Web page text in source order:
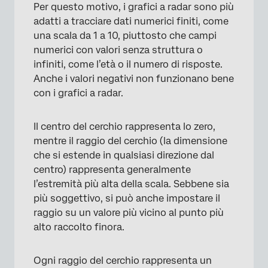
×
Per questo motivo, i grafici a radar sono più
adatti a tracciare dati numerici finiti, come
una scala da 1 a 10, piuttosto che campi
numerici con valori senza struttura o
infiniti, come l’età o il numero di risposte.
Anche i valori negativi non funzionano bene
con i grafici a radar.
Il centro del cerchio rappresenta lo zero,
mentre il raggio del cerchio (la dimensione
che si estende in qualsiasi direzione dal
centro) rappresenta generalmente
l’estremità più alta della scala. Sebbene sia
più soggettivo, si può anche impostare il
raggio su un valore più vicino al punto più
alto raccolto finora.
Ogni raggio del cerchio rappresenta un